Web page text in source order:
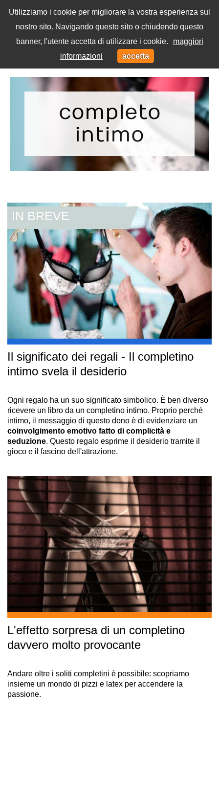
Utilizziamo i cookie per migliorare la vostra esperienza sul
nostro sito. Navigando questo sito o chiudendo questo
banner, l'utente accetta di utilizzare i cookie.
maggiori
informazioni
accetta
Menu
completo
intimo
Il significato dei regali - Il completino
intimo svela il desiderio
Ogni regalo ha un suo significato simbolico. È ben diverso
ricevere un libro da un completino intimo. Proprio perché
intimo, il messaggio di questo dono è di evidenziare un
coinvolgimento emotivo fatto di complicità e
seduzione. Questo regalo esprime il desiderio tramite il
gioco e il fascino dell'attrazione.
L'effetto sorpresa di un completino
davvero molto provocante
Andare oltre i soliti completini è possibile: scopriamo
insieme un mondo di pizzi e latex per accendere la
passione.